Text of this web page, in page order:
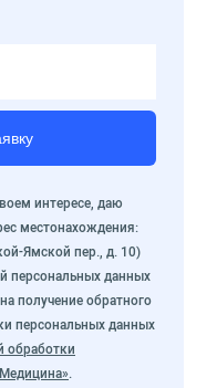
интересе, даю
местонахождения:
Ямской пер., д. 10)
персональных данных
получение обратного
персональных данных
обработки
.